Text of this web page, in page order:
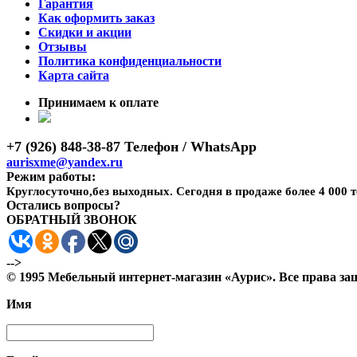
Гарантия
Как оформить заказ
Скидки и акции
Отзывы
Политика конфиденциальности
Карта сайта
Принимаем к оплате
+7 (926) 848-38-87 Телефон / WhatsApp
aurisxme@yandex.ru
Режим работы:
Круглосуточно,без выходных. Сегодня в продаже более 4 000
Остались вопросы?
ОБРАТНЫЙ ЗВОНОК
-->
© 1995 Мебельный интернет-магазин «Аурис». Все права
Имя